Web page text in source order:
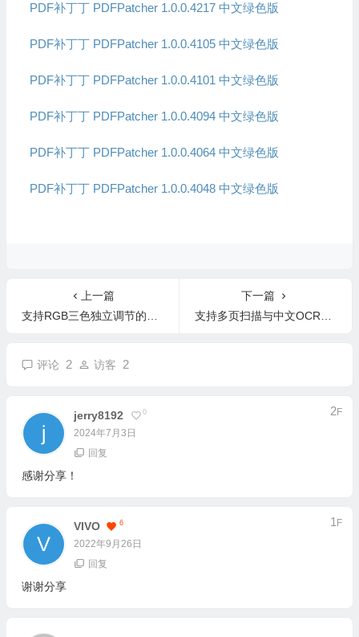
PDF补丁丁 PDFPatcher 1.0.0.4217 中文绿色版
PDF补丁丁 PDFPatcher 1.0.0.4105 中文绿色版
PDF补丁丁 PDFPatcher 1.0.0.4101 中文绿色版
PDF补丁丁 PDFPatcher 1.0.0.4094 中文绿色版
PDF补丁丁 PDFPatcher 1.0.0.4064 中文绿色版
PDF补丁丁 PDFPatcher 1.0.0.4048 中文绿色版
上一篇
支持RGB三色独立调节的轻量级屏幕亮度控制工具 Brightness Manager OK v1.41 中文版
下一篇
支持多页扫描与中文OCR识别的免费文档转换工具 A4Scandoc 2.0.9 中文版
评论 2 访客 2
Jerry8192 0
2024年7月3日
2F
回复
感谢分享！
VIVO 6
2022年9月26日
1 F
回复
谢谢分享